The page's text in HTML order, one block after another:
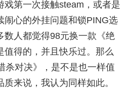
戏第一次接触steam，或者是
闹心的外挂问题和锁PING选
数人都觉得98元换一款《绝
值得的，并且快乐过。那么
杀对决》，是不是也一样值
来说，我认为同样如此。